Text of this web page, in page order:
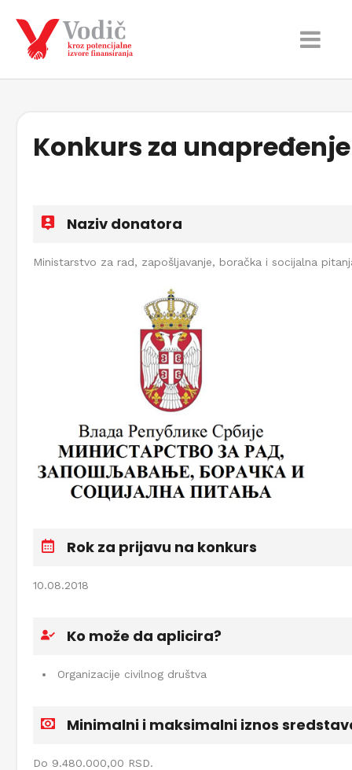
Konkurs za
Naziv donatora
Ministarstvo za rad, zapošljavanje, boračka i socijalna
Rok za prijavu na konkurs
10.08.2018
Ko može da aplicira?
Organizacije civilnog društva
Minimalni i maksimalni iznos
Do 9.480.000,00 RSD.